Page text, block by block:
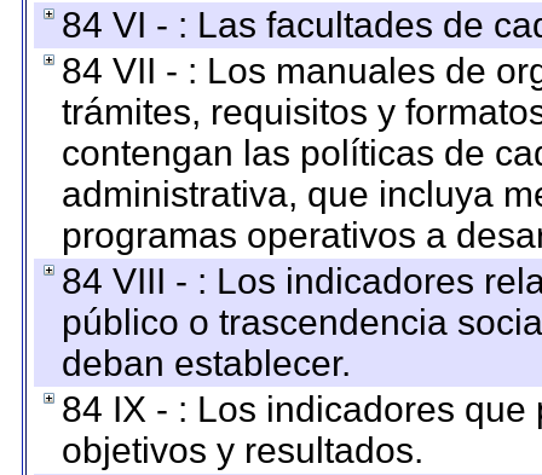
84 VI - : Las facultades de
84 VII - : Los manuales de
trámites, requisitos y
contengan las políticas de
administrativa, que incluya
programas operativos a
84 VIII - : Los indicadores
público o trascendencia
deban establecer.
84 IX - : Los indicadores
objetivos y resultados.